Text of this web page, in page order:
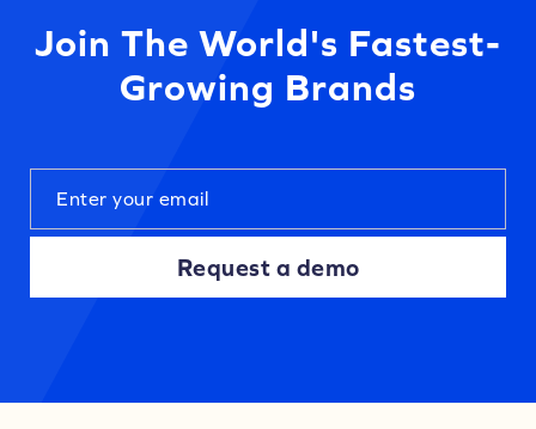
Join The World's Fastest-
Growing Brands
Request a demo